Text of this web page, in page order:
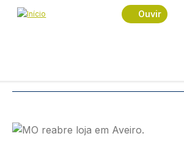
Passar para o conteúdo principal
Ouvir
Navegação estrutural
Início Moda
Imagem